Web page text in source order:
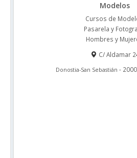
Modelos
Cursos de
Pasarela y
Hombres y
C/ Aldamar
Donostia-San Sebastián -